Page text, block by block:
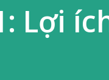
Lợi